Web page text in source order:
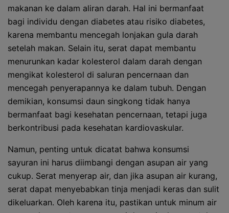
makanan ke dalam aliran darah. Hal ini bermanfaat
bagi individu dengan diabetes atau risiko diabetes,
karena membantu mencegah lonjakan gula darah
setelah makan. Selain itu, serat dapat membantu
menurunkan kadar kolesterol dalam darah dengan
mengikat kolesterol di saluran pencernaan dan
mencegah penyerapannya ke dalam tubuh. Dengan
demikian, konsumsi daun singkong tidak hanya
bermanfaat bagi kesehatan pencernaan, tetapi juga
berkontribusi pada kesehatan kardiovaskular.
Namun, penting untuk dicatat bahwa konsumsi
sayuran ini harus diimbangi dengan asupan air yang
cukup. Serat menyerap air, dan jika asupan air kurang,
serat dapat menyebabkan tinja menjadi keras dan sulit
dikeluarkan. Oleh karena itu, pastikan untuk minum air